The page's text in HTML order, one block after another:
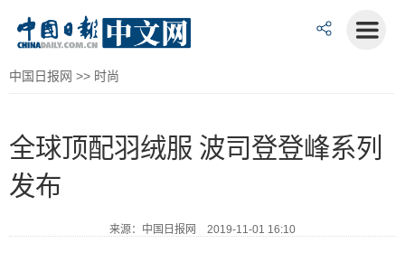
中国日报网 >> 时尚
全球顶配羽绒服 波司登登峰系列
发布
来源：中国日报网 2019-11-01 16:10